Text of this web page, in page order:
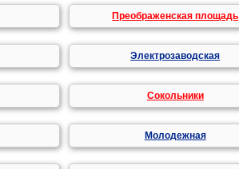
Преображенская площадь
Электрозаводская
Сокольники
Молодежная